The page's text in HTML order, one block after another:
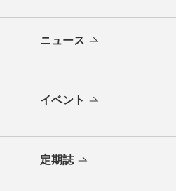
ニュース
イベント
定期誌